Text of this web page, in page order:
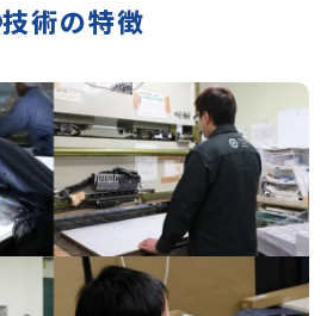
技術の特徴